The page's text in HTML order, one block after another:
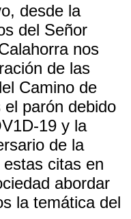
desde la
del Señor
nos
de las
Camino de
parón debido
19 y la
de la
citas en
abordar
la temática del